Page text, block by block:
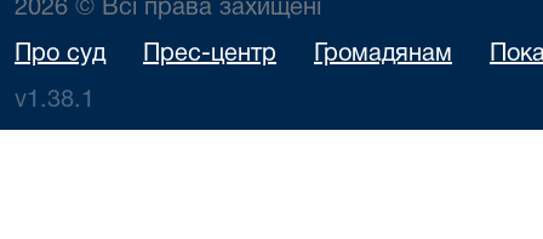
2026 © Всі права захищені
Про суд Прес-центр Громадянам
v1.38.1